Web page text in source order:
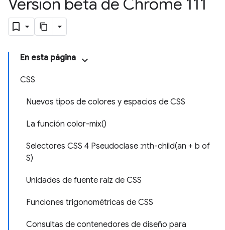
Versión beta de Chrome 111
En esta página
CSS
Nuevos tipos de colores y espacios de CSS
La función color-mix()
Selectores CSS 4 Pseudoclase :nth-child(an + b of
S)
Unidades de fuente raíz de CSS
Funciones trigonométricas de CSS
Consultas de contenedores de diseño para